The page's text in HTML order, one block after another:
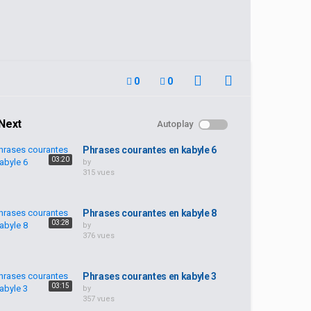
0 0
Autoplay
03:20
Phrases courantes en kabyle 6
by
315 vues
03:28
Phrases courantes en kabyle 8
by
376 vues
03:15
Phrases courantes en kabyle 3
by
357 vues